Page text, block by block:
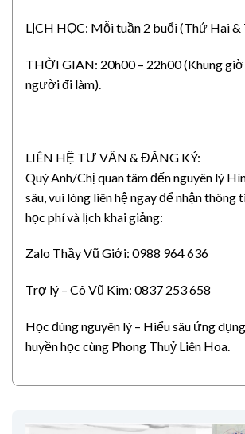
LỊCH HỌC: Mỗi tuần 2 buổi (Thứ Hai
THỜI GIAN: 20h00 – 22h00 (Khung
người đi làm).
LIÊN HỆ TƯ VẤN & ĐĂNG KÝ:
Quý Anh/Chị quan tâm đến nguyên lý
sâu, vui lòng liên hệ ngay để nhận thông
học phí và lịch khai giảng:
Zalo Thầy Vũ Giới: 0988 964 636
Trợ lý – Cô Vũ Kim: 0837 253 658
Học đúng nguyên lý – Hiểu sâu ứng
huyền học cùng Phong Thuỷ Liên Hoa.